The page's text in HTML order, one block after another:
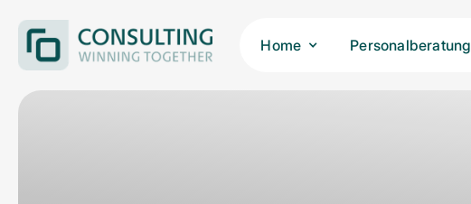
Home Personalberatung